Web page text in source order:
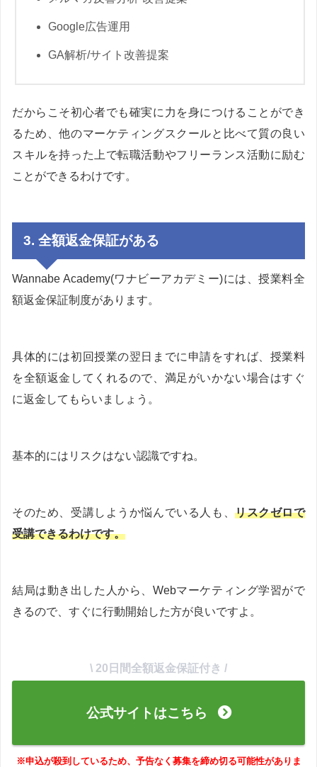
Google広告運用
GA解析/サイト改善提案
だからこそ初心者でも確実に力を身につけることができ
るため、他のマーケティングスクールと比べて質の良い
スキルを持った上で転職活動やフリーランス活動に励む
ことができるわけです。
3. 全額返金保証がある
Wannabe Academy(ワナビーアカデミー)には、授業料全
額返金保証制度があります。
具体的には初回授業の翌日までに申請をすれば、授業料
を全額返金してくれるので、満足がいかない場合はすぐ
に返金してもらいましょう。
基本的にはリスクはない認識ですね。
そのため、受講しようか悩んでいる人も、リスクゼロで
受講できるわけです。
結局は動き出した人から、Webマーケティング学習がで
きるので、すぐに行動開始した方が良いですよ。
\ 20日間全額返金保証付き /
公式サイトはこちら
※申込が殺到しているため、予告なく募集を締め切る可能性がありま